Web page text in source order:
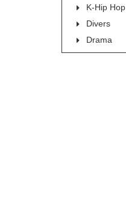
K-Hip Hop
Divers
Drama